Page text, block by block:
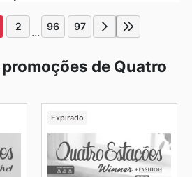
2 ... 96 97
de Quatro
Expirado